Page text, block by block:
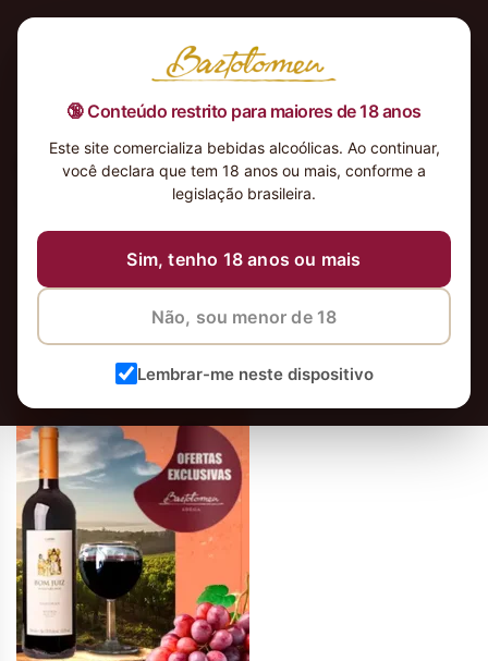
🔞 Conteúdo restrito para maiores de 18 anos
Este site comercializa bebidas alcoólicas. Ao continuar,
você declara que tem 18 anos ou mais, conforme a
legislação brasileira.
Sim, tenho 18 anos ou mais
Não, sou menor de 18
Lembrar-me neste dispositivo
Bom-Juiz-Alentejo-Reserva-
2018321×600
26 de abril de 2024